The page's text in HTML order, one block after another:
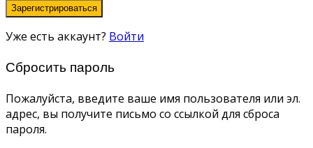
Зарегистрироваться
Уже есть аккаунт? Войти
Сбросить пароль
Пожалуйста, введите ваше имя пользователя или эл.
адрес, вы получите письмо со ссылкой для сброса
пароля.